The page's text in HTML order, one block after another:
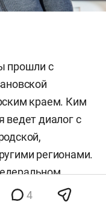
прошли с
краем. Ким
ведет диалог с
регионами.
4